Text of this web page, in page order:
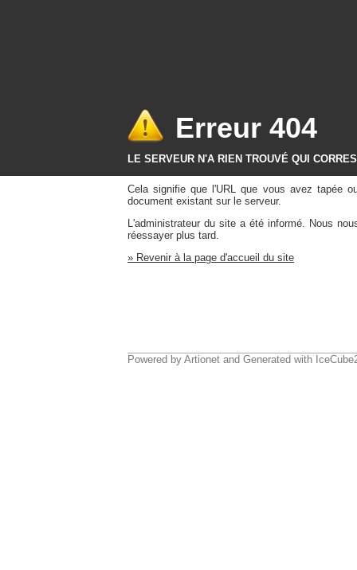
Erreur 404
LE SERVEUR N'A RIEN TROUVÉ QUI
Cela signifie que l'URL que vous avez tapée
document existant sur le serveur.
L'administrateur du site a été informé. Nous
réessayer plus tard.
» Revenir à la page d'accueil du site
Powered by Artionet and Generated with